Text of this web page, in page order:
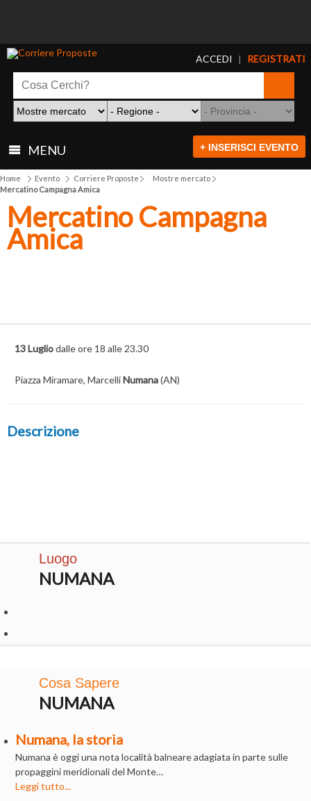
ACCEDI | REGISTRATI
MENU + INSERISCI EVENTO
Home Evento Corriere Proposte
Mostre mercato
Mercatino Campagna Amica
Mercatino Campagna
Amica
13 Lugliodalle ore 18 alle 23.30
Piazza Miramare, MarcelliNumana(AN)
Descrizione
Luogo
NUMANA
Cosa Sapere
NUMANA
Numana, la storia
Numana è oggi una nota località balneare adagiata in parte sulle
propaggini meridionali del Monte…
Leggi tutto...